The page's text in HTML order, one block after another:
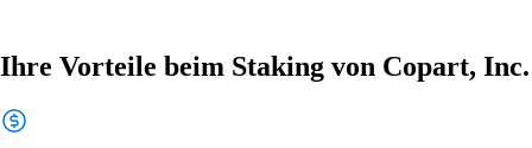
Ihre Vorteile beim Staking von Copart, Inc.